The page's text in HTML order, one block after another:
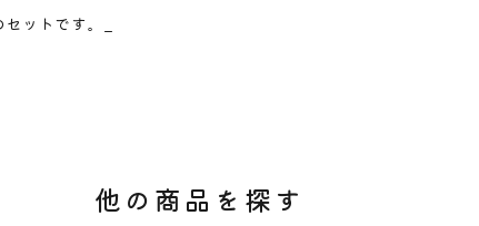
ットです。_
他の商品を探す